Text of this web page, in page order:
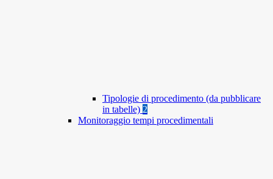
Tipologie di procedimento (da pubblicare
in tabelle) 2
Monitoraggio tempi procedimentali